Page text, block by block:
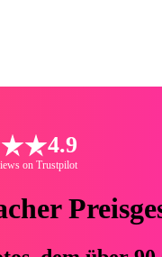
4.9
on Trustpilot